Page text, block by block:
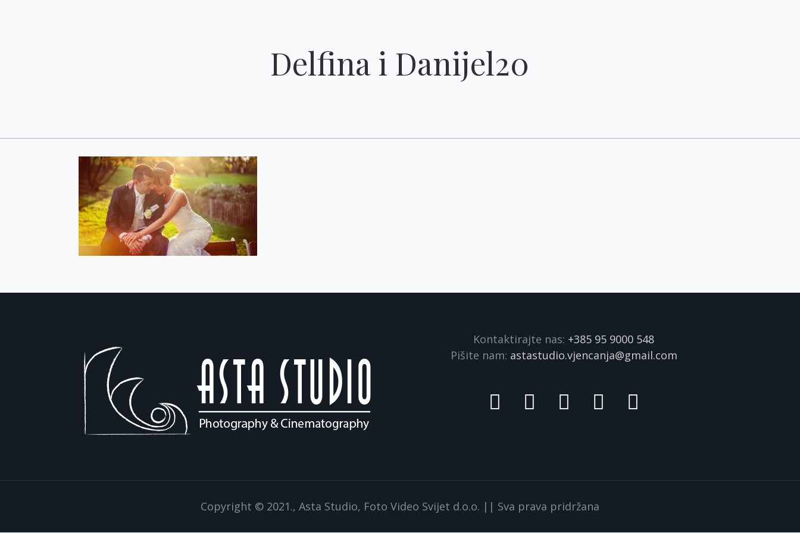
Delfina i Danijel20
Kontaktirajte nas: +385 95 9000 548
Pišite nam: astastudio.vjencanja@gmail.com
Copyright © 2021., Asta Studio, Foto Video Svijet d.o.o. || Sva prava pridržana